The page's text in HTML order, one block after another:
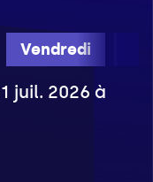
Vendredi
juil. 2026 à